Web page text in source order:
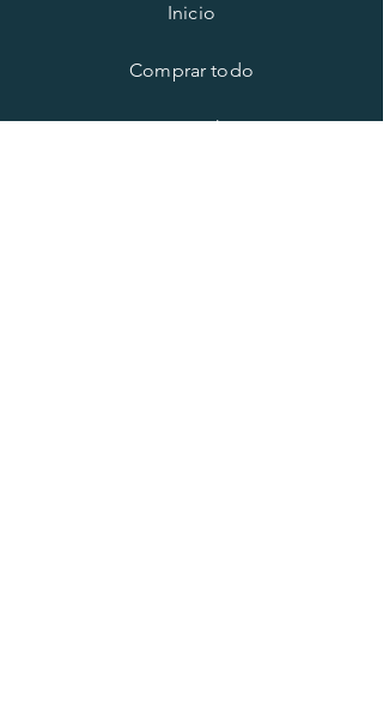
Inicio
Comprar todo
NotaNicho